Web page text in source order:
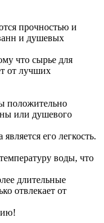
прочностью и
и душевых
что сырье для
от лучших
положительно
или душевого
его легкость.
воды, что
длительные
отвлекает от